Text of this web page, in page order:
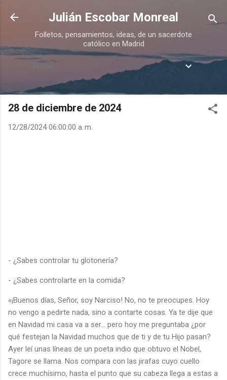
Ir al contenido principal
Julián Escobar Monreal
Folletos, pensamientos, ideas, de un sacerdote
católico en Madrid
Menú
28 de diciembre de 2024
12/28/2024 06:00:00 a. m.
- ¿Sabes controlar tu glotonería?
- ¿Sabes controlarte en la comida?
«¡Buenos días, Señor, soy Narciso! No, no te preocupes. Hoy
no vengo a pedirte nada, sino a contarte cosas. Ya te dije que
en Navidad mi casa va a ser… pero hoy me preguntaba ¿por
qué festejan la Navidad muchos que de ti y de tu Hijo pasan?
Ayer leí unas líneas de un poeta indio que obtuvo el Nobel,
Tagore se llama. Nos compara con las jirafas cuyo cuello
crece muchísimo, hasta el punto que su cabeza llega a estas a